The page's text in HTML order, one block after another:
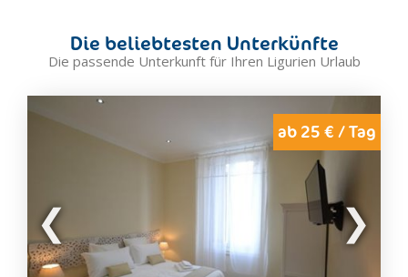
Soldano
Vallecrosia
Ventimiglia
Bormida
Cairo Montenotte
Calizzano
Die beliebtesten Unterkünfte
Die passende Unterkunft für Ihren Ligurien Urlaub
ab 25 € / Tag